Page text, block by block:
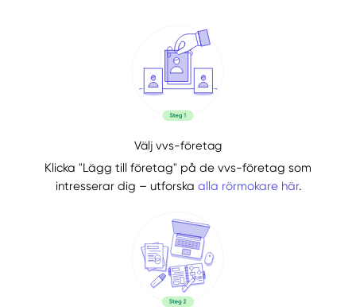
Välj vvs-företag
Klicka "Lägg till företag" på de vvs-företag som
intresserar dig – utforska alla rörmokare här.